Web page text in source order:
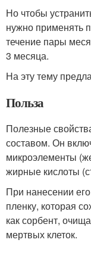
Но чтобы
нужно применять
течение пары
3 месяца.
На эту тему
Польза
Полезные
составом. Он
микроэлементы
жирные кислоты
При нанесении
пленку, которая
как сорбент,
мертвых клеток.